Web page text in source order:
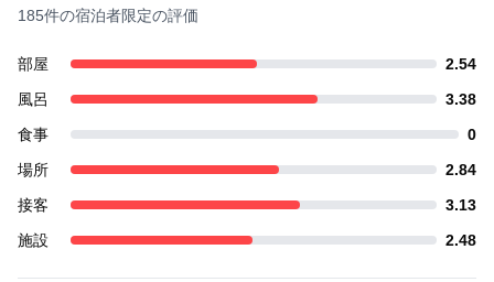
185件の宿泊者限定の評価
部屋
2.54
風呂
3.38
食事
0
場所
2.84
接客
3.13
施設
2.48